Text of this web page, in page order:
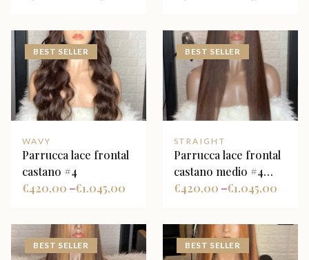
BEST SELLER
WAVY
Parrucca lace frontal
castano #4
420,00
€ – 1.045,00
€
BEST SELLER
STRAIGHT
Parrucca lace frontal
castano medio #4
liscia
420,00
€ – 1.045,00
€
BEST SELLER BEST SELLER